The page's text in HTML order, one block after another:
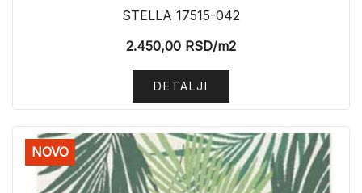
STELLA 17515-042
2.450,00 RSD/m2
DETALJI
NOVO